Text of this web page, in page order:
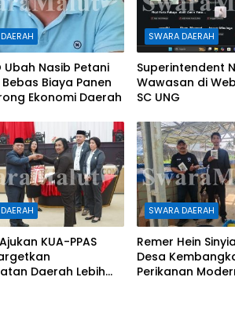
Ubah Nasib Petani
Biaya Panen
Ekonomi Daerah
SWARA DAERAH
Superintendent
Wawasan di
SC UNG
KUA-PPAS
Daerah Lebih
SWARA DAERAH
Remer Hein
Desa
Perikanan